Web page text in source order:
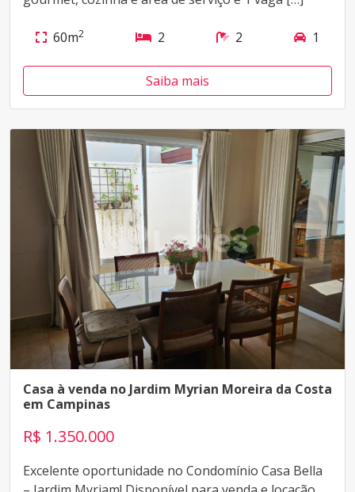
60m2 2 2 1
Saiba mais
Casa à venda no Jardim Myrian Moreira da Costa
em Campinas
R$ 1.350.000
Excelente oportunidade no Condomínio Casa Bella